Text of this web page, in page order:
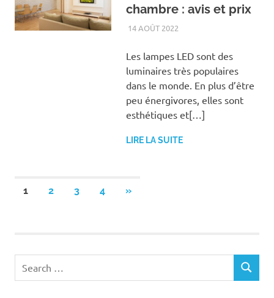
chambre : avis et prix
14 AOÛT 2022
Les lampes LED sont des
luminaires très populaires
dans le monde. En plus d’être
peu énergivores, elles sont
esthétiques et[…]
LIRE LA SUITE
Pagination
1 2 3 4
NEXT
»
SEARCH